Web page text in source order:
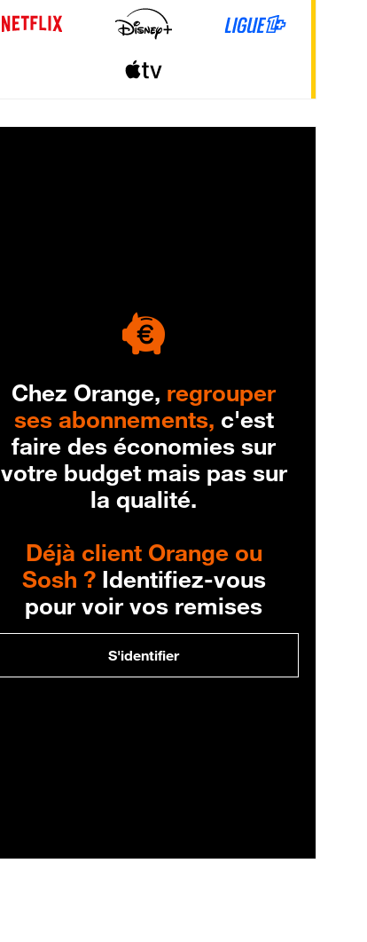
Chez Orange, regrouper
ses abonnements, c'est
faire des économies sur
votre budget mais pas sur
la qualité.
Déjà client Orange ou
Sosh ?Identifiez-vous
pour voir vos remises
S'identifier